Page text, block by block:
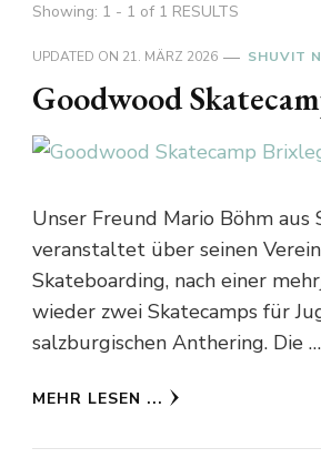
Showing: 1 - 1 of 1 RESULTS
UPDATED ON 21. MÄRZ 2026 SHUVIT
Goodwood
Unser Freund Mario Böhm aus
veranstaltet über seinen
Skateboarding, nach einer
wieder zwei Skatecamps für
salzburgischen Anthering. Die …
MEHR LESEN ...